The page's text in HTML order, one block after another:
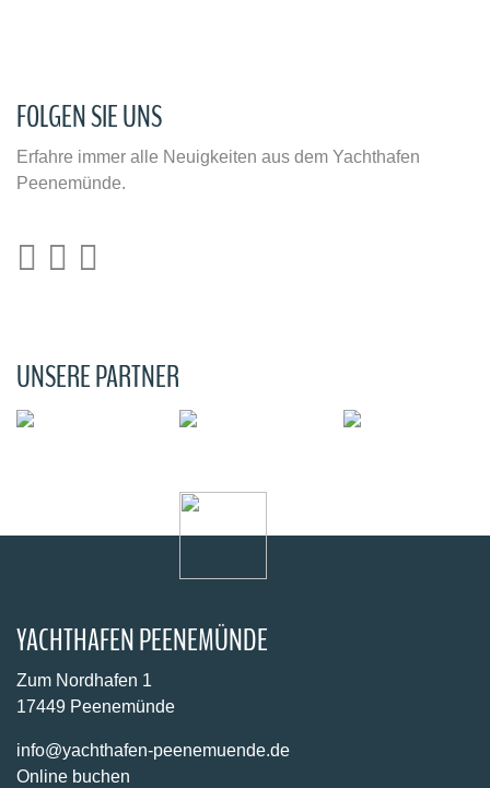
FOLGEN SIE UNS
Erfahre immer alle Neuigkeiten aus dem Yachthafen
Peenemünde.
UNSERE PARTNER
YACHTHAFEN PEENEMÜNDE
Zum Nordhafen 1
17449 Peenemünde
info@yachthafen-peenemuende.de
Online buchen